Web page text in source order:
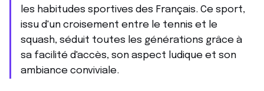
les habitudes sportives des Français. Ce sport,
issu d'un croisement entre le tennis et le
squash, séduit toutes les générations grâce à
sa facilité d'accès, son aspect ludique et son
ambiance conviviale.